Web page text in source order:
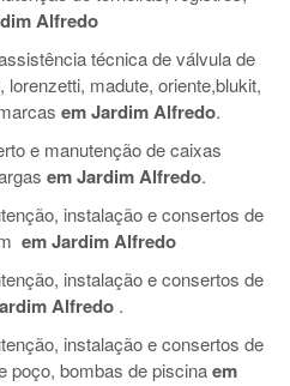
Alfredo
técnica de válvula de
madute, oriente,blukit,
em Jardim Alfredo.
e manutenção de caixas
em Jardim Alfredo.
instalação e consertos de
em Jardim Alfredo
instalação e consertos de
Alfredo .
instalação e consertos de
poço, bombas de piscinaem